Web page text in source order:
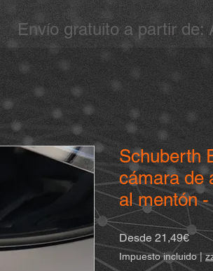
Envío gratuito a partir de:
Schuberth
cámara de
al mentón
Desde 21,49€
de
Impuesto incluido|